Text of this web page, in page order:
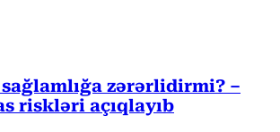
zərərlidirmi? –
riskləri açıqlayıb